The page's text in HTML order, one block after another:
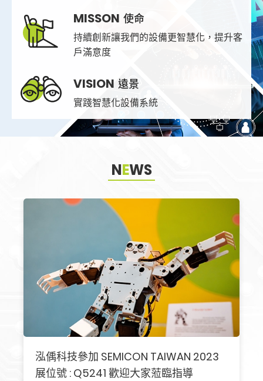
搜尋
MISSON 使命
持續創新讓我們的設備更智慧化，提升客
戶滿意度
VISION 遠景
實踐智慧化設備系統
NEWS
泓偊科技參加 SEMICON TAIWAN 2023
展位號 : Q5241 歡迎大家蒞臨指導